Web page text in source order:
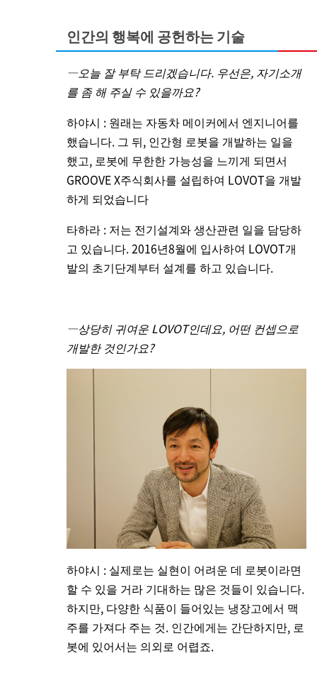
인간의 행복에 공헌하는 기술
―오늘 잘 부탁 드리겠습니다. 우선은, 자기소개
를 좀 해 주실 수 있을까요?
하야시 : 원래는 자동차 메이커에서 엔지니어를
했습니다. 그 뒤, 인간형 로봇을 개발하는 일을
했고, 로봇에 무한한 가능성을 느끼게 되면서
GROOVE X주식회사를 설립하여 LOVOT을 개발
하게 되었습니다
타하라 : 저는 전기설계와 생산관련 일을 담당하
고 있습니다. 2016년8월에 입사하여 LOVOT개
발의 초기단계부터 설계를 하고 있습니다.
―상당히 귀여운 LOVOT인데요, 어떤 컨셉으로
개발한 것인가요?
하야시 : 실제로는 실현이 어려운 데 로봇이라면
할 수 있을 거라 기대하는 많은 것들이 있습니다.
하지만, 다양한 식품이 들어있는 냉장고에서 맥
주를 가져다 주는 것. 인간에게는 간단하지만, 로
봇에 있어서는 의외로 어렵죠.